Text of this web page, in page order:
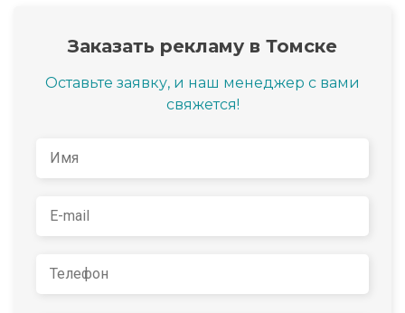
Заказать рекламу в Томске
Оставьте заявку, и наш менеджер с вами
свяжется!